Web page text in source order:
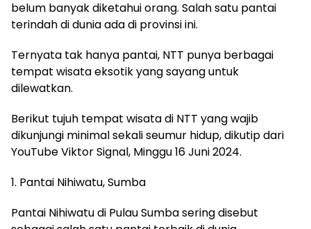
belum banyak diketahui orang. Salah satu pantai
terindah di dunia ada di provinsi ini.
Ternyata tak hanya pantai, NTT punya berbagai
tempat wisata eksotik yang sayang untuk
dilewatkan.
Berikut tujuh tempat wisata di NTT yang wajib
dikunjungi minimal sekali seumur hidup, dikutip dari
YouTube Viktor Signal, Minggu 16 Juni 2024.
1. Pantai Nihiwatu, Sumba
Pantai Nihiwatu di Pulau Sumba sering disebut